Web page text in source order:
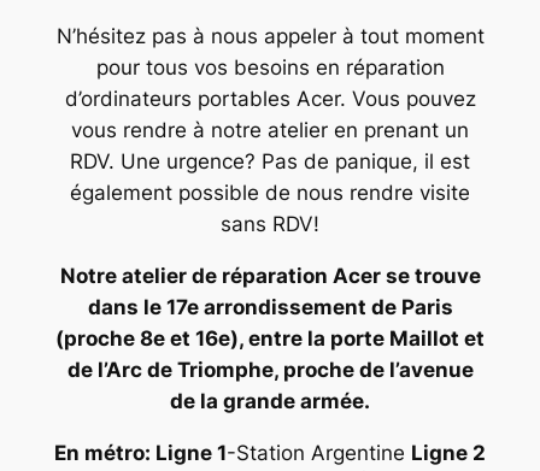
N’hésitez pas à nous appeler à tout moment
pour tous vos besoins en réparation
d’ordinateurs portables Acer. Vous pouvez
vous rendre à notre atelier en prenant un
RDV. Une urgence? Pas de panique, il est
également possible de nous rendre visite
sans RDV!
Notre atelier de réparation Acer se trouve
dans le 17e arrondissement de Paris
(proche 8e et 16e), entre la porte Maillot et
de l’Arc de Triomphe, proche de l’avenue
de la grande armée.
En métro: Ligne 1-Station Argentine Ligne 2